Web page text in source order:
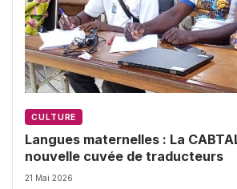
CULTURE
Langues maternelles : La
nouvelle cuvée de traducteurs
21 Mai 2026